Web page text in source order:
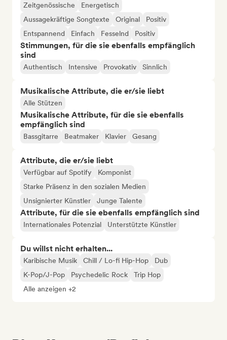
Zeitgenössische
Energetisch
Aussagekräftige Songtexte
Original
Positiv
Entspannend
Einfach Fesselnd Positiv
Stimmungen, für die sie ebenfalls empfänglich
sind
Authentisch Intensive Provokativ Sinnlich
Musikalische Attribute, die er/sie liebt
Alle Stützen
Musikalische Attribute, für die sie ebenfalls
empfänglich sind
Bassgitarre Beatmaker Klavier Gesang
Attribute, die er/sie liebt
Verfügbar auf Spotify
Komponist
Starke Präsenz in den sozialen Medien
Unsignierter Künstler
Junge Talente
Attribute, für die sie ebenfalls empfänglich sind
Internationales Potenzial Unterstützte Künstler
Du willst nicht erhalten...
Karibische Musik Chill / Lo-fi Hip-Hop
Dub
K-Pop/J-Pop
Psychedelic Rock
Trip Hop
Alle anzeigen +2